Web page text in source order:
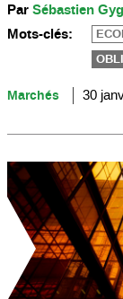
ParSébastien
Mots-clés:
Marchés 30